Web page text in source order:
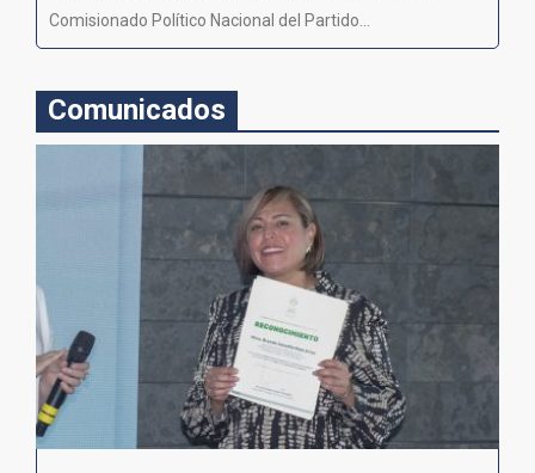
Comisionado Político Nacional del Partido...
Comunicados